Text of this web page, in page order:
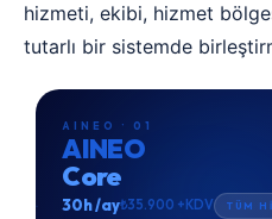
hizmeti, ekibi, hizmet
tutarlı bir sistemde
AINEO · 01
AINEO
Core
30h /ay₺35.900 +KDV TÜM